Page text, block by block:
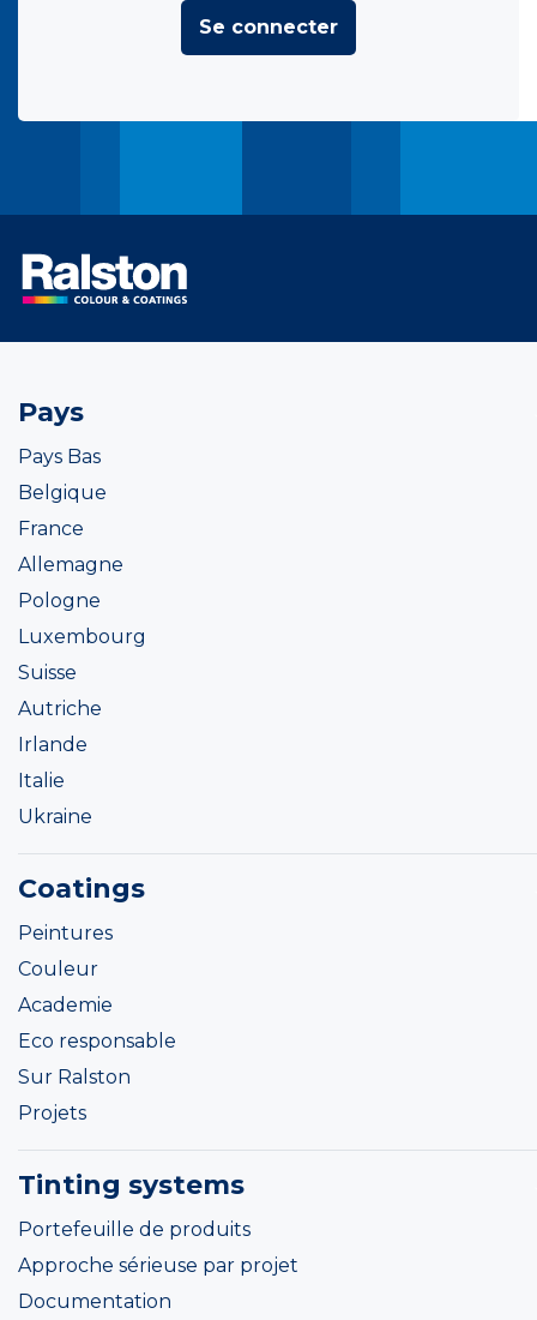
Se connecter
Pays
Pays Bas
Belgique
France
Allemagne
Pologne
Luxembourg
Suisse
Autriche
Irlande
Italie
Ukraine
Coatings
Peintures
Couleur
Academie
Eco responsable
Sur Ralston
Projets
Tinting systems
Portefeuille de produits
Approche sérieuse par projet
Documentation